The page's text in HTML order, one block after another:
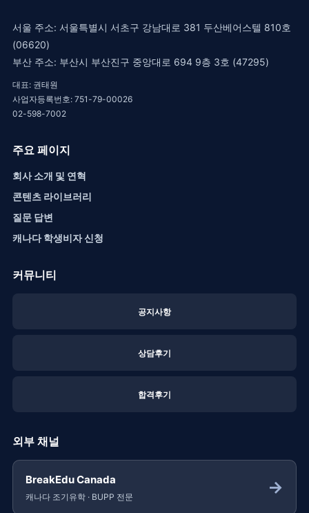
서울 주소: 서울특별시 서초구 강남대로 381 두산베어스텔 810호
(06620)
부산 주소: 부산시 부산진구 중앙대로 694 9층 3호 (47295)
대표: 권태원
사업자등록번호: 751-79-00026
02-598-7002
주요 페이지
회사 소개 및 연혁
콘텐츠 라이브러리
질문 답변
캐나다 학생비자 신청
커뮤니티
공지사항
상담후기
합격후기
외부 채널
BreakEdu Canada
캐나다 조기유학 · BUPP 전문 →